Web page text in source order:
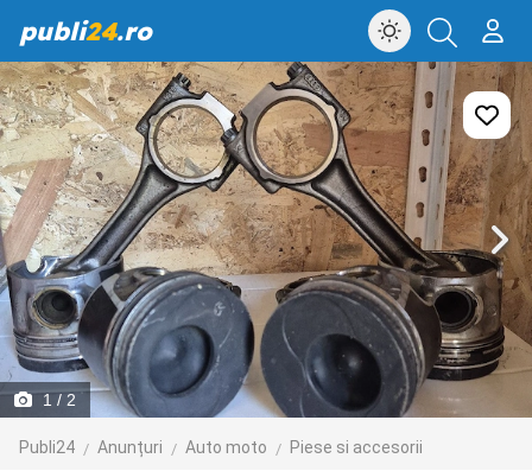
publi24.ro
1 / 2
Publi24 Anunțuri Auto moto Piese si accesorii